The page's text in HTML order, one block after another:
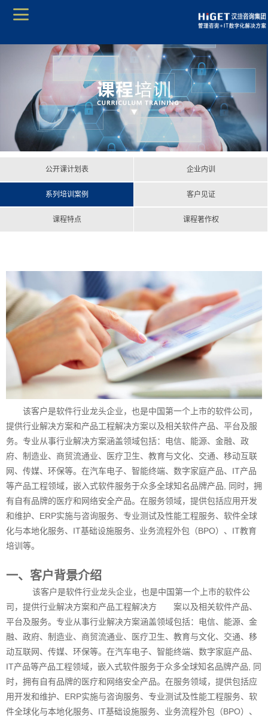
公开课计划表 企业内训
系列培训案例 客户见证
课程特点 课程著作权
客
户
是
软
件
行
业
头
企
业，
也
是
中
国
第
一
个
上
市
的
软
件
司，
行
业
解
决
案
和
产
品
该客户是软件行业龙头企业，也是中国第一个上市的软件公司，
提供行业解决方案和产品工程解决方案以及相关软件产品、平台及服
务。专业从事行业解决方案涵盖领域包括：电信、能源、金融、政
府、制造业、商贸流通业、医疗卫生、教育与文化、交通、移动互联
网、传媒、环保等。在汽车电子、智能终端、数字家庭产品、IT产品
等产品工程领域，嵌入式软件服务于众多全球知名品牌产品, 同时，拥
有自有品牌的医疗和网络安全产品。在服务领域，提供包括应用开发
和维护、ERP实施与咨询服务、专业测试及性能工程服务、软件全球
化与本地化服务、IT基础设施服务、业务流程外包（BPO）、IT教育
培训等。
一、客户背景介绍
该客户是软件行业龙头企业，也是中国第一个上市的软件公
司，提供行业解决方案和产品工程解决方 案以及相关软件产品、
平台及服务。专业从事行业解决方案涵盖领域包括：电信、能源、金
融、政府、制造业、商贸流通业、医疗卫生、教育与文化、交通、移
动互联网、传媒、环保等。在汽车电子、智能终端、数字家庭产品、
IT产品等产品工程领域，嵌入式软件服务于众多全球知名品牌产品, 同
时，拥有自有品牌的医疗和网络安全产品。在服务领域，提供包括应
用开发和维护、ERP实施与咨询服务、专业测试及性能工程服务、软
件全球化与本地化服务、IT基础设施服务、业务流程外包（BPO）、